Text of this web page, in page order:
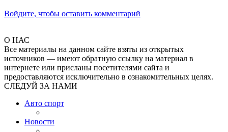
Войдите, чтобы оставить комментарий
О НАС
Все материалы на данном сайте взяты из открытых
источников — имеют обратную ссылку на материал в
интернете или присланы посетителями сайта и
предоставляются исключительно в ознакомительных целях.
СЛЕДУЙ ЗА НАМИ
Авто спорт
Новости